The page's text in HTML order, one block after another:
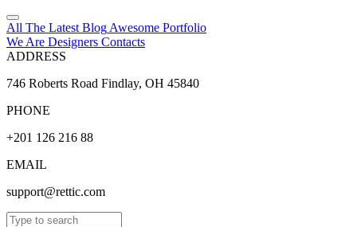
All The Latest Blog Awesome Portfolio
We Are Designers Contacts
ADDRESS
746 Roberts Road Findlay, OH 45840
PHONE
+201 126 216 88
EMAIL
support@rettic.com
Search